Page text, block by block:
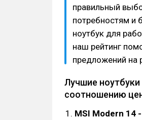
правильный
потребностям и
ноутбук для
наш рейтинг
предложений на
Лучшие
соотношению
MSI Modern 14 -